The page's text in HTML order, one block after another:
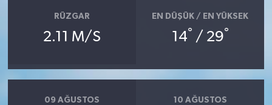
RÜZGAR
2.11 M/S
EN DÜŞÜK / EN YÜKSEK
14° / 29°
09 AĞUSTOS 10 AĞUSTOS